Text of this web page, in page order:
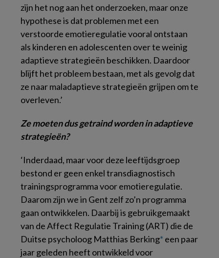
zijn het nog aan het onderzoeken, maar onze
hypothese is dat problemen met een
verstoorde emotieregulatie vooral ontstaan
als kinderen en adolescenten over te weinig
adaptieve strategieën beschikken. Daardoor
blijft het probleem bestaan, met als gevolg dat
ze naar maladaptieve strategieën grijpen om te
overleven.’
Ze moeten dus getraind worden in adaptieve
strategieën?
‘Inderdaad, maar voor deze leeftijdsgroep
bestond er geen enkel transdiagnostisch
trainingsprogramma voor emotieregulatie.
Daarom zijn we in Gent zelf zo’n programma
gaan ontwikkelen. Daarbij is gebruikgemaakt
van de Affect Regulatie Training (ART) die de
Duitse psycholoog Matthias Berking* een paar
jaar geleden heeft ontwikkeld voor